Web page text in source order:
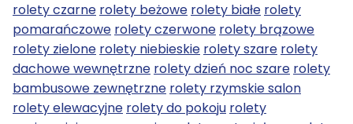
rolety czarne rolety beżowe rolety białe rolety
pomarańczowe rolety czerwone rolety brązowe
rolety zielone rolety niebieskie rolety szare rolety
dachowe wewnętrzne rolety dzień noc szare rolety
bambusowe zewnętrzne rolety rzymskie salon
rolety elewacyjne rolety do pokoju rolety